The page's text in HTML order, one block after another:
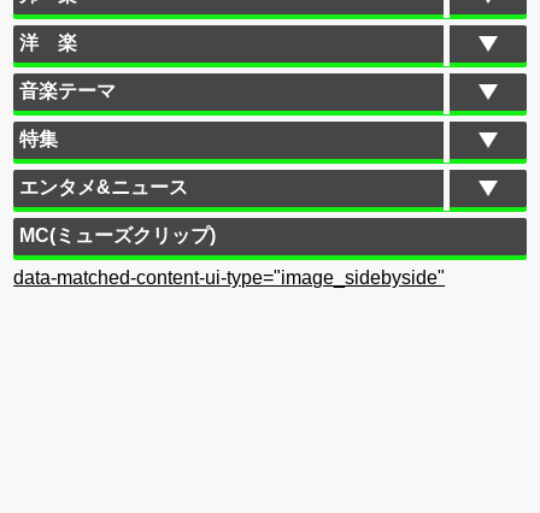
洋 楽
音楽テーマ
特集
エンタメ&ニュース
MC(ミューズクリップ)
data-matched-content-ui-type="image_sidebyside"